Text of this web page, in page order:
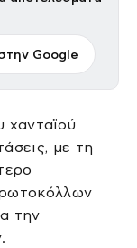
Google
χανταϊού
με τη
την